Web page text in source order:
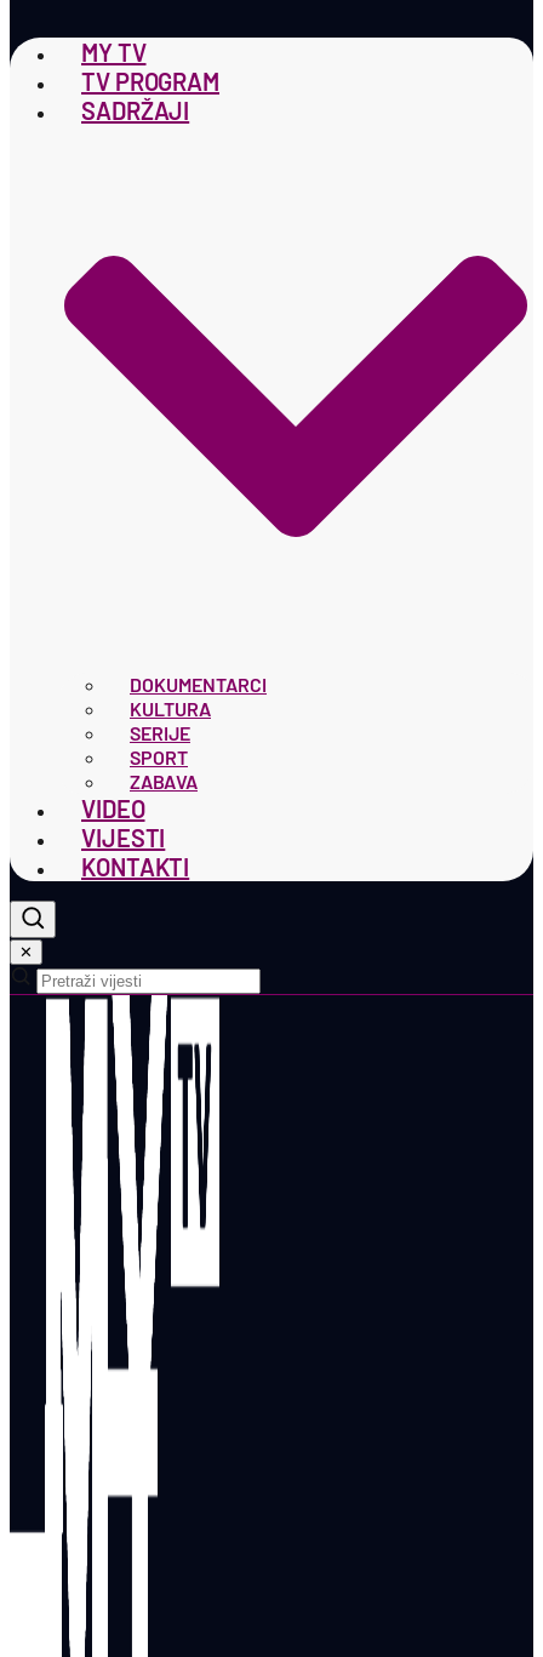
MY TV
TV PROGRAM
SADRŽAJI
DOKUMENTARCI
KULTURA
SERIJE
SPORT
ZABAVA
VIDEO
VIJESTI
KONTAKTI
✕